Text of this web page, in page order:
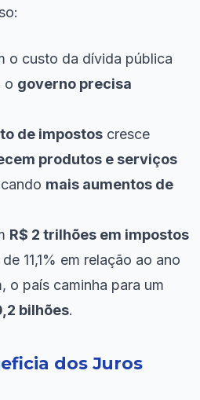
o custo da dívida pública
o governo precisa
de impostos cresce
produtos e serviços
mais aumentos de
R$ 2 trilhões em impostos
11,1% em relação ao ano
o país caminha para um
bilhões.
dos Juros